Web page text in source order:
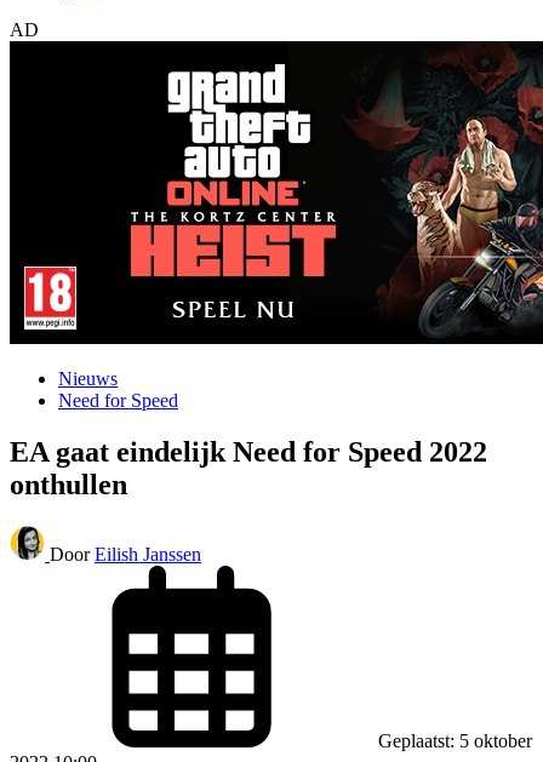
AD
Nieuws
Need for Speed
EA gaat eindelijk Need for Speed 2022
onthullen
Door Eilish Janssen
Geplaatst: 5 oktober